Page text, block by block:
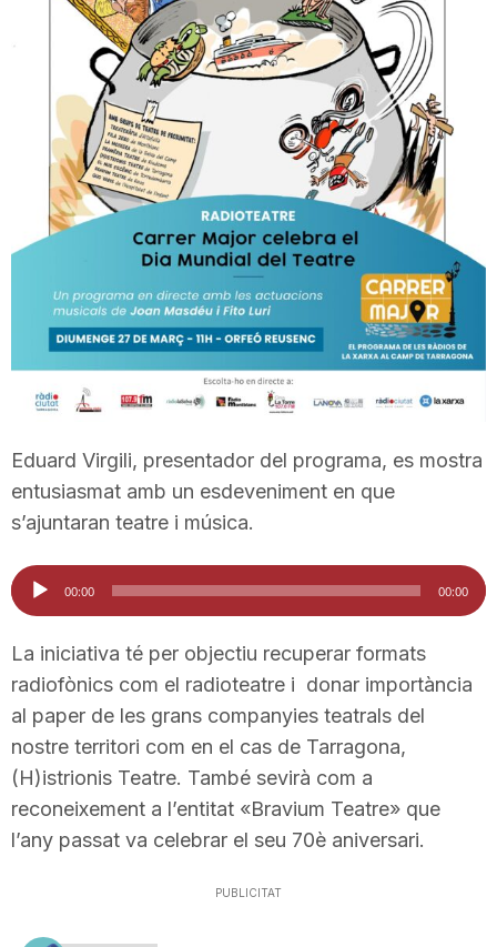
g
n
Eduard Virgili, presentador del programa, es mostra
entusiasmat amb un esdeveniment en que
s’ajuntaran teatre i música.
Reproductor
d'àudio
00:00 00:00
La iniciativa té per objectiu recuperar formats
radiofònics com el radioteatre i donar importància
al paper de les grans companyies teatrals del
nostre territori com en el cas de Tarragona,
(H)istrionis Teatre. També sevirà com a
reconeixement a l’entitat «Bravium Teatre» que
l’any passat va celebrar el seu 70è aniversari.
PUBLICITAT